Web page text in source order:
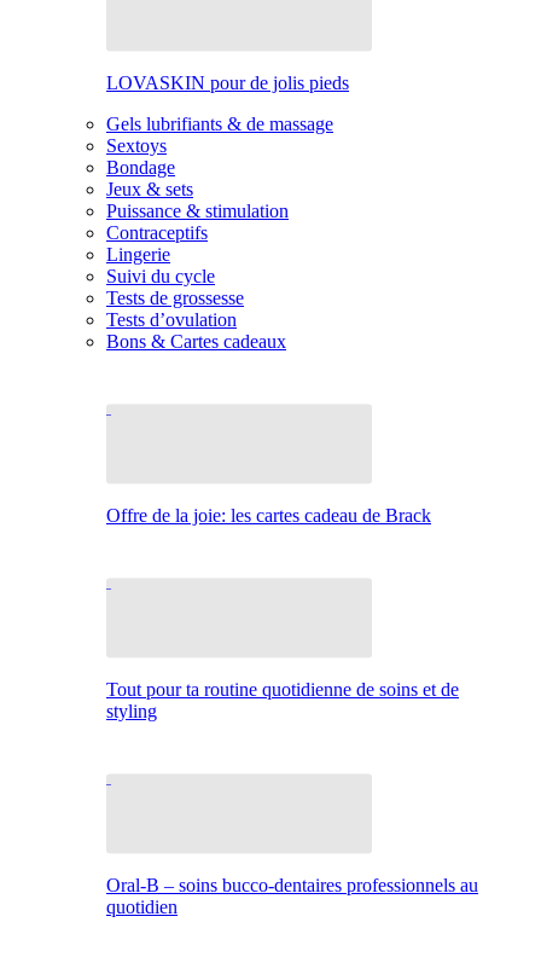
LOVASKIN pour de jolis pieds
Gels lubrifiants & de massage
Sextoys
Bondage
Jeux & sets
Puissance & stimulation
Contraceptifs
Lingerie
Suivi du cycle
Tests de grossesse
Tests d’ovulation
Bons & Cartes cadeaux
Offre de la joie: les cartes cadeau de Brack
Tout pour ta routine quotidienne de soins et de
styling
Oral-B – soins bucco-dentaires professionnels au
quotidien